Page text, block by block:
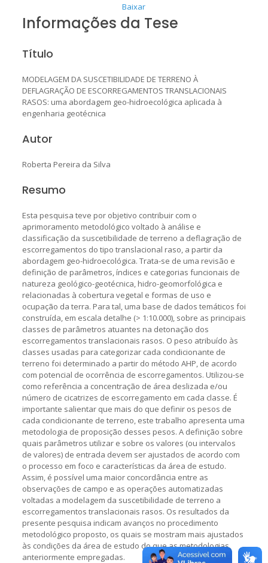
Baixar
Informações da Tese
Título
MODELAGEM DA SUSCETIBILIDADE DE TERRENO À
DEFLAGRAÇÃO DE ESCORREGAMENTOS TRANSLACIONAIS
RASOS: uma abordagem geo-hidroecológica aplicada à
engenharia geotécnica
Autor
Roberta Pereira da Silva
Resumo
Esta pesquisa teve por objetivo contribuir com o
aprimoramento metodológico voltado à análise e
classificação da suscetibilidade de terreno a deflagração de
escorregamentos do tipo translacional raso, a partir da
abordagem geo-hidroecológica. Trata-se de uma revisão e
definição de parâmetros, índices e categorias funcionais de
natureza geológico-geotécnica, hidro-geomorfológica e
relacionadas à cobertura vegetal e formas de uso e
ocupação da terra. Para tal, uma base de dados temáticos foi
construída, em escala detalhe (> 1:10.000), sobre as principais
classes de parâmetros atuantes na detonação dos
escorregamentos translacionais rasos. O peso atribuído às
classes usadas para categorizar cada condicionante de
terreno foi determinado a partir do método AHP, de acordo
com potencial de ocorrência de escorregamentos. Utilizou-se
como referência a concentração de área deslizada e/ou
número de cicatrizes de escorregamento em cada classe. É
importante salientar que mais do que definir os pesos de
cada condicionante de terreno, este trabalho apresenta uma
metodologia de proposição desses pesos. A definição sobre
quais parâmetros utilizar e sobre os valores (ou intervalos
de valores) de entrada devem ser ajustados de acordo com
o processo em foco e características da área de estudo.
Assim, é possível uma maior concordância entre as
observações de campo e as operações automatizadas
voltadas a modelagem da suscetibilidade de terreno a
escorregamentos translacionais rasos. Os resultados da
presente pesquisa indicam avanços no procedimento
metodológico proposto, os quais se mostram mais ajustados
às condições da área de estudo do que as metodologias
anteriormente empregadas.